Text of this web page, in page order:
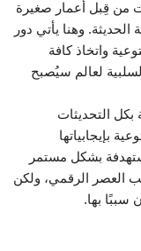
من قِبل أعمار صغيرة
وهنا يأتي دور
واتخاذ كافة
لعالم سيُصبح
بكل التحديثات
بإيجابياتها
بشكل مستمر
العصر الرقمي، ولكن
سببًا بها.